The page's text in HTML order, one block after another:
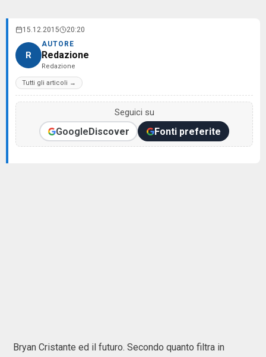
15.12.2015 20:20
R
AUTORE
Redazione
Redazione
Tutti gli articoli →
Seguici su
GoogleDiscover Fonti preferite
Bryan Cristante ed il futuro. Secondo quanto filtra in